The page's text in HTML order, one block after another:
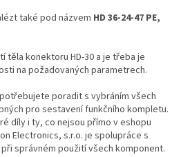
také pod názvem HD 36-24-47 PE,
těla konektoru HD-30 a je třeba je
na požadovaných parametrech.
poradit s vybráním všech
pro sestavení funkčního kompletu.
díly i ty, co nejsou přímo v eshopu
Electronics, s.r.o. je spolupráce s
správném použití všech komponent.